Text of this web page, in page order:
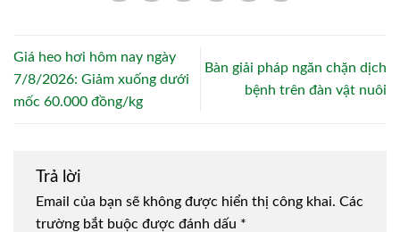
Giá heo hơi hôm nay ngày
7/8/2026: Giảm xuống dưới
mốc 60.000 đồng/kg
Bàn giải pháp ngăn chặn dịch
bệnh trên đàn vật nuôi
Trả lời
Email của bạn sẽ không được hiển thị công khai. Các
trường bắt buộc được đánh dấu *